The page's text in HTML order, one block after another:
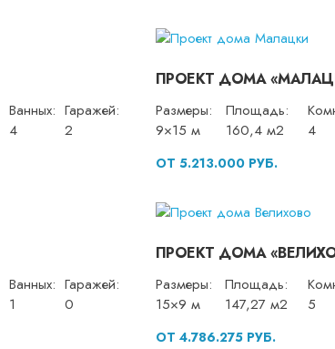
Ванных:
4
Гаражей:
2
ПРОЕКТ ДОМА
Размеры:
9×15 м
Площадь:
160,4 м2
4
ОТ 5.213.000 РУБ.
Ванных:
1
Гаражей:
0
ПРОЕКТ ДОМА
Размеры:
15×9 м
Площадь:
147,27 м2
5
ОТ 4.786.275 РУБ.